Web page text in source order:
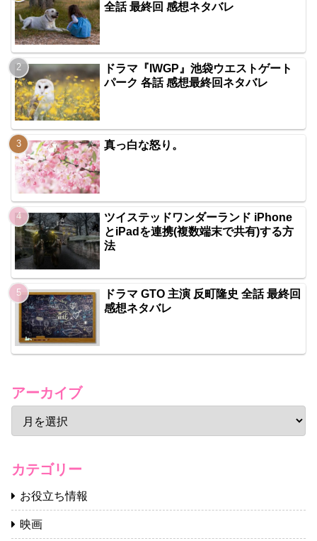
全話 最終回 感想ネタバレ
ドラマ『IWGP』池袋ウエストゲート
パーク 各話 感想最終回ネタバレ
真っ白な怒り。
ツイステッドワンダーランド iPhone
とiPadを連携(複数端末で共有)する方
法
ドラマ GTO 主演 反町隆史 全話 最終回
感想ネタバレ
アーカイブ
カテゴリー
お役立ち情報
映画